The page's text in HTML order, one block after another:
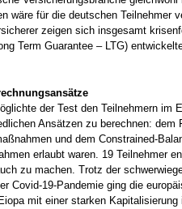
wäre für die deutschen Teilnehmer
zeigen sich insgesamt
Term Guarantee – LTG)
der Test den Teilnehmern im
Ansätzen zu berechnen: dem
und dem Constrained-
erlaubt waren. 19 Teilnehmer
zu machen. Trotz der
Covid-19-Pandemie ging die
mit einer starken